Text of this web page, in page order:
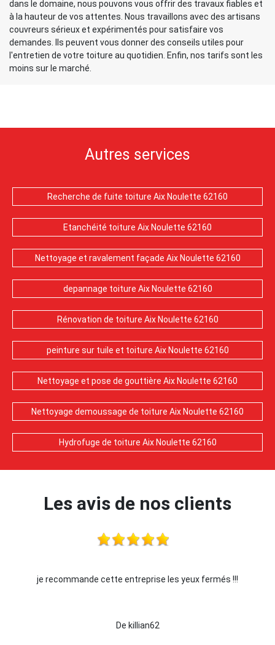
dans le domaine, nous pouvons vous offrir des travaux fiables et
à la hauteur de vos attentes. Nous travaillons avec des artisans
couvreurs sérieux et expérimentés pour satisfaire vos
demandes. Ils peuvent vous donner des conseils utiles pour
l'entretien de votre toiture au quotidien. Enfin, nos tarifs sont les
moins sur le marché.
Autres services
Recherche de fuite toiture Aix Noulette 62160
Etanchéité toiture Aix Noulette 62160
Nettoyage et ravalement façade Aix Noulette 62160
depannage toiture Aix Noulette 62160
Rénovation de toiture Aix Noulette 62160
peinture sur tuile et toiture Aix Noulette 62160
Nettoyage et pose de gouttière Aix Noulette 62160
Nettoyage demoussage de toiture Aix Noulette 62160
Hydrofuge de toiture Aix Noulette 62160
Les avis de nos clients
yeux fermés !!! Je recommande !!